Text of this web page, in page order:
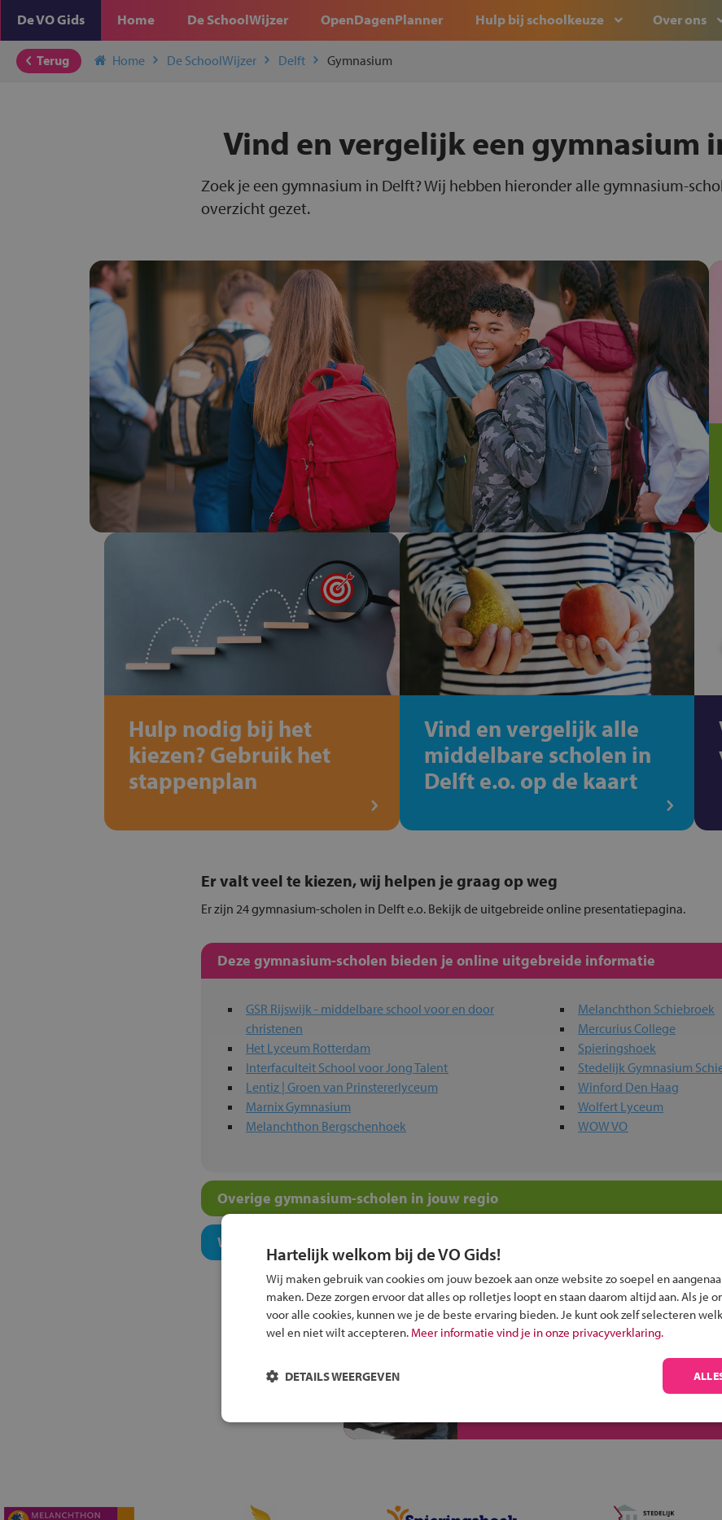
De VO Gids Home De SchoolWijzer OpenDagenPlanner Hulp bij schoolkeuze Over ons
Terug Home De SchoolWijzer Delft Gymnasium
Vind en vergelijk een gymnasium
Zoek je een gymnasium in Delft? Wij hebben hieronder alle gymnasium-
overzicht gezet.
Hulp nodig bij het
kiezen? Gebruik het
stappenplan
Vind en vergelijk alle
middelbare scholen in
Delft e.o. op de kaart
Er valt veel te kiezen, wij helpen je graag op weg
Er zijn 24 gymnasium-scholen in Delft e.o. Bekijk de uitgebreide online presentatiepagina.
Deze gymnasium-scholen bieden je online uitgebreide informatie
GSR Rijswijk - middelbare school voor en door
christenen
Het Lyceum Rotterdam
Interfaculteit School voor Jong Talent
Lentiz | Groen van Prinstererlyceum
Marnix Gymnasium
Melanchthon Bergschenhoek
Melanchthon Schiebroek
Mercurius College
Spieringshoek
Stedelijk Gymnasium
Winford Den Haag
Wolfert Lyceum
WOW VO
Overige gymnasium-scholen in jouw regio
Welk onderwijsconcept past bij jou?
Alle informatie om je kind aan te melden bij
Hartelijk welkom bij de VO Gids!
Wij maken gebruik van cookies om jouw bezoek aan onze website zo soepel en
maken. Deze zorgen ervoor dat alles op rolletjes loopt en staan daarom altijd aan. Als je
voor alle cookies, kunnen we je de beste ervaring bieden. Je kunt ook zelf selecteren
wel en niet wilt accepteren. Meer informatie vind je in onze privacyverklaring.
DETAILS WEERGEVEN